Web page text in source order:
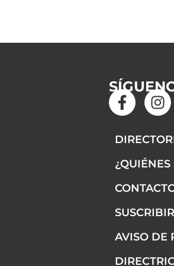
F
a
e
b
o
o
-
f
I
n
t
a
g
r
m
¿QUIÉNES
AVISO DE